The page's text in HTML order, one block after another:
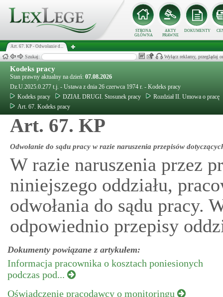
STRONA
GŁÓWNA
AKTY
PRAWNE
DOKUMENTY
Art. 67. KP - Odwołanie d...
Szukaj: Wyłącz reklamy, przeglądaj
Kodeks pracy
Stan prawny aktualny na dzień: 07.08.2026
Dz.U.2025.0.277 t.j. - Ustawa z dnia 26 czerwca 1974 r. - Kodeks pracy
Kodeks pracy
DZIAŁ DRUGI. Stosunek pracy
Rozdział II. Umowa o pracę
Art. 67. Kodeks pracy
Art. 67. KP
Odwołanie do sądu pracy w razie naruszenia przepisów
W razie naruszenia przez
niniejszego oddziału,
odwołania do sądu pracy.
odpowiednio przepisy
Dokumenty powiązane z artykułem:
Informacja pracownika o kosztach poniesionych
podczas pod...
Oświadczenie pracodawcy o monitoringu